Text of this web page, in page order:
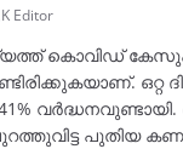
K Editor
കൊവിഡ്
ഒറ്റ
പുതിയ